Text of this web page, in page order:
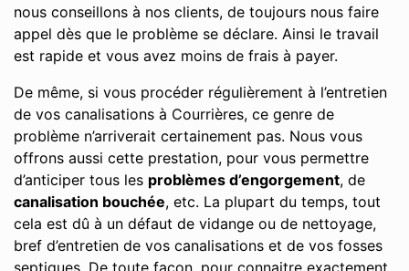
nous conseillons à nos clients, de toujours nous faire
appel dès que le problème se déclare. Ainsi le travail
est rapide et vous avez moins de frais à payer.
De même, si vous procéder régulièrement à l’entretien
de vos canalisations à Courrières, ce genre de
problème n’arriverait certainement pas. Nous vous
offrons aussi cette prestation, pour vous permettre
d’anticiper tous les problèmes d’engorgement, de
canalisation bouchée, etc. La plupart du temps, tout
cela est dû à un défaut de vidange ou de nettoyage,
bref d’entretien de vos canalisations et de vos fosses
septiques. De toute façon, pour connaitre exactement